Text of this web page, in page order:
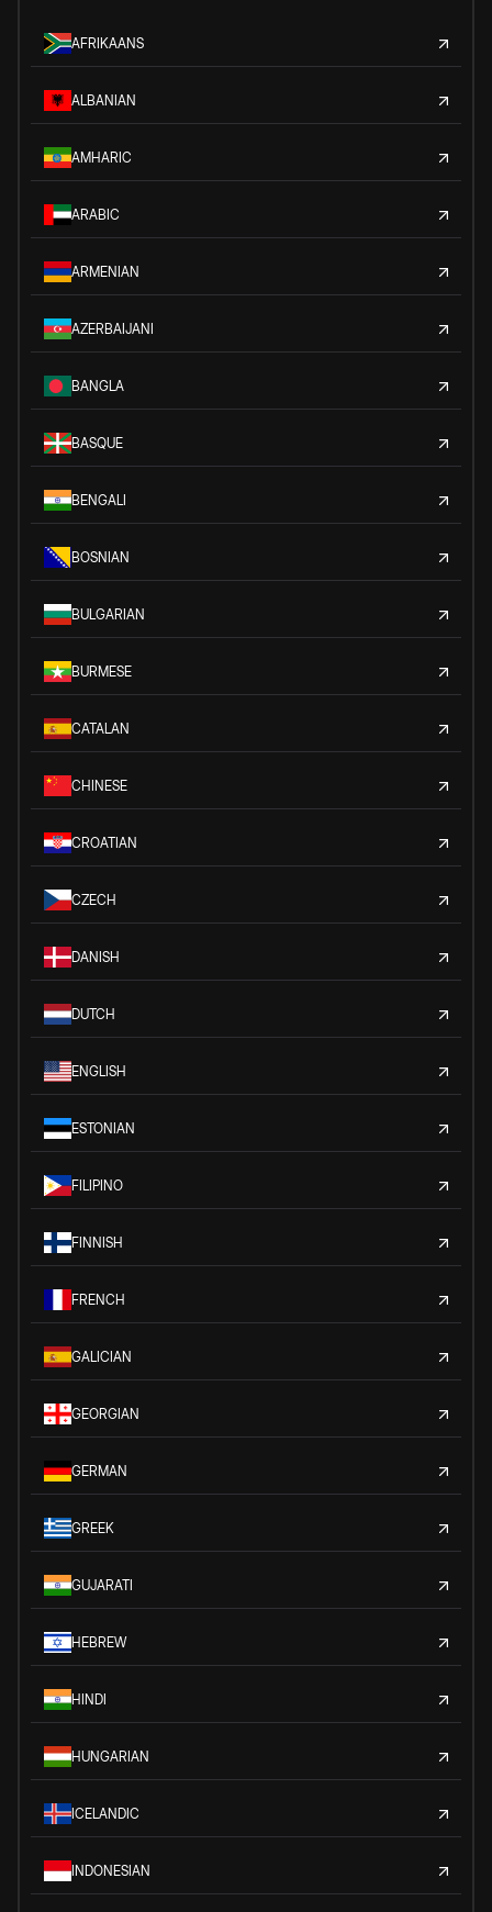
AFRIKAANS
ALBANIAN
AMHARIC
ARABIC
ARMENIAN
AZERBAIJANI
BANGLA
BASQUE
BENGALI
BOSNIAN
BULGARIAN
BURMESE
CATALAN
CHINESE
CROATIAN
CZECH
DANISH
DUTCH
ENGLISH
ESTONIAN
FILIPINO
FINNISH
FRENCH
GALICIAN
GEORGIAN
GERMAN
GREEK
GUJARATI
HEBREW
HINDI
HUNGARIAN
ICELANDIC
INDONESIAN